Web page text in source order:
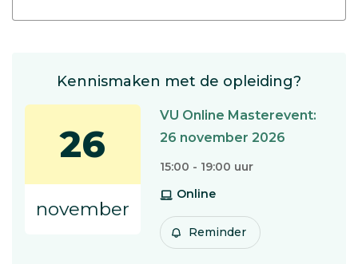
Kennismaken met de opleiding?
26
november
VU Online Masterevent:
26 november 2026
15:00 - 19:00 uur
Online
Reminder